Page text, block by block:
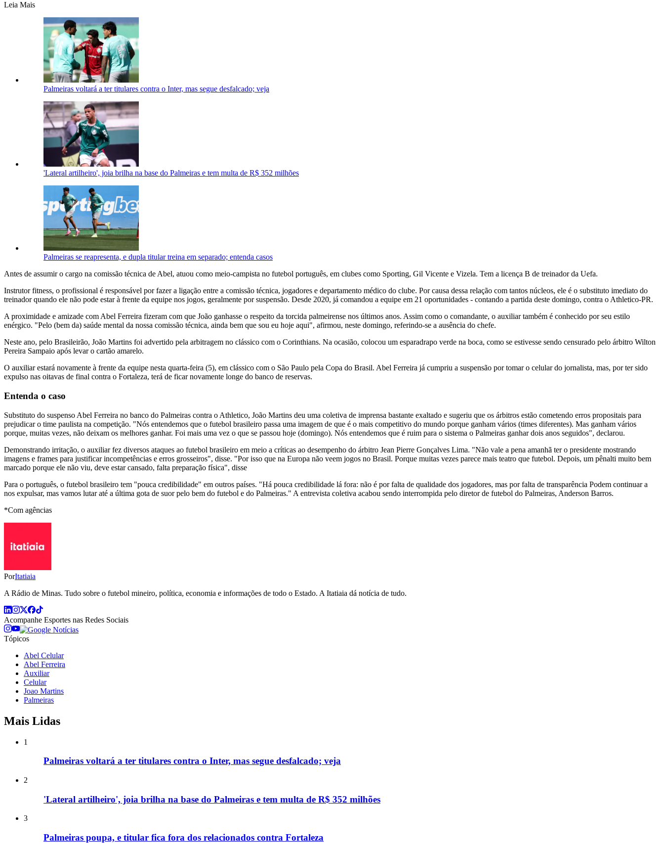
Leia Mais
Palmeiras voltará a ter titulares contra o Inter, mas segue desfalcado; veja
'Lateral artilheiro', joia brilha na base do Palmeiras e tem multa de R$ 352 milhões
Palmeiras se reapresenta, e dupla titular treina em separado; entenda casos
Antes de assumir o cargo na comissão técnica de Abel, atuou como meio-campista no futebol português, em clubes como Sporting, Gil Vicente e Vizela. Tem a licença B de treinador da Uefa.
Instrutor fitness, o profissional é responsável por fazer a ligação entre a comissão técnica, jogadores e departamento médico do clube. Por causa dessa relação com tantos núcleos, ele é o substituto imediato do
treinador quando ele não pode estar à frente da equipe nos jogos, geralmente por suspensão. Desde 2020, já comandou a equipe em 21 oportunidades - contando a partida deste domingo, contra o Athletico-PR.
A proximidade e amizade com Abel Ferreira fizeram com que João ganhasse o respeito da torcida palmeirense nos últimos anos. Assim como o comandante, o auxiliar também é conhecido por seu estilo
enérgico. "Pelo (bem da) saúde mental da nossa comissão técnica, ainda bem que sou eu hoje aqui", afirmou, neste domingo, referindo-se a ausência do chefe.
Neste ano, pelo Brasileirão, João Martins foi advertido pela arbitragem no clássico com o Corinthians. Na ocasião, colocou um esparadrapo verde na boca, como se estivesse sendo censurado pelo árbitro Wilton
Pereira Sampaio após levar o cartão amarelo.
O auxiliar estará novamente à frente da equipe nesta quarta-feira (5), em clássico com o São Paulo pela Copa do Brasil. Abel Ferreira já cumpriu a suspensão por tomar o celular do jornalista, mas, por ter sido
expulso nas oitavas de final contra o Fortaleza, terá de ficar novamente longe do banco de reservas.
Entenda o caso
Substituto do suspenso Abel Ferreira no banco do Palmeiras contra o Athletico, João Martins deu uma coletiva de imprensa bastante exaltado e sugeriu que os árbitros estão cometendo erros propositais para
prejudicar o time paulista na competição. "Nós entendemos que o futebol brasileiro passa uma imagem de que é o mais competitivo do mundo porque ganham vários (times diferentes). Mas ganham vários
porque, muitas vezes, não deixam os melhores ganhar. Foi mais uma vez o que se passou hoje (domingo). Nós entendemos que é ruim para o sistema o Palmeiras ganhar dois anos seguidos", declarou.
Demonstrando irritação, o auxiliar fez diversos ataques ao futebol brasileiro em meio a críticas ao desempenho do árbitro Jean Pierre Gonçalves Lima. "Não vale a pena amanhã ter o presidente mostrando
imagens e frames para justificar incompetências e erros grosseiros", disse. "Por isso que na Europa não veem jogos no Brasil. Porque muitas vezes parece mais teatro que futebol. Depois, um pênalti muito bem
marcado porque ele não viu, deve estar cansado, falta preparação física", disse
Para o português, o futebol brasileiro tem "pouca credibilidade" em outros países. "Há pouca credibilidade lá fora: não é por falta de qualidade dos jogadores, mas por falta de transparência Podem continuar a
nos expulsar, mas vamos lutar até a última gota de suor pelo bem do futebol e do Palmeiras." A entrevista coletiva acabou sendo interrompida pelo diretor de futebol do Palmeiras, Anderson Barros.
*Com agências
PorItatiaia
A Rádio de Minas. Tudo sobre o futebol mineiro, política, economia e informações de todo o Estado. A Itatiaia dá notícia de tudo.
Acompanhe Esportes nas Redes Sociais
Tópicos
Abel Celular
Abel Ferreira
Auxiliar
Celular
Joao Martins
Palmeiras
Mais Lidas
1
Palmeiras voltará a ter titulares contra o Inter, mas segue desfalcado; veja
2
'Lateral artilheiro', joia brilha na base do Palmeiras e tem multa de R$ 352 milhões
3
Palmeiras poupa, e titular fica fora dos relacionados contra Fortaleza